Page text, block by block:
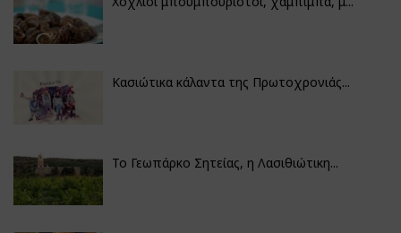
Κασιώτικα κάλαντα της Πρωτοχρονιάς...
Το Γεωπάρκο Σητείας, η Λασιθιώτικη...